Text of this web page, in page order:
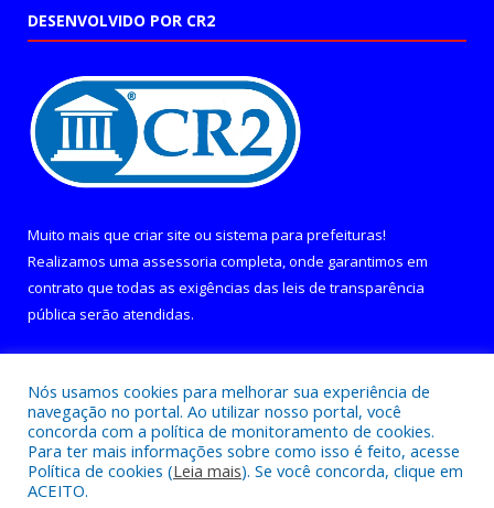
DESENVOLVIDO POR CR2
Muito mais que criar site ou sistema para prefeituras!
Realizamos uma assessoria completa, onde garantimos em
contrato que todas as exigências das leis de transparência
pública serão atendidas.
Todos os direitos reservados a Câmara Municipal de Curralinho.
Nós usamos cookies para melhorar sua experiência de
navegação no portal. Ao utilizar nosso portal, você
concorda com a política de monitoramento de cookies.
Para ter mais informações sobre como isso é feito, acesse
Política de cookies (Leia mais). Se você concorda, clique em
ACEITO.